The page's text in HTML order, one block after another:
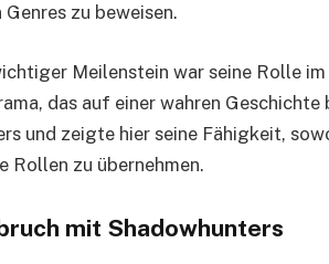
zu beweisen.
Meilenstein war seine Rolle
das auf einer wahren
und zeigte hier seine Fähigkeit,
Rollen zu übernehmen.
mit Shadowhunters